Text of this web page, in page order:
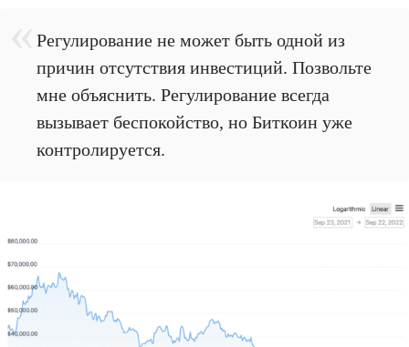
Регулирование не может быть одной из
причин отсутствия инвестиций. Позвольте
мне объяснить. Регулирование всегда
вызывает беспокойство, но Биткоин уже
контролируется.